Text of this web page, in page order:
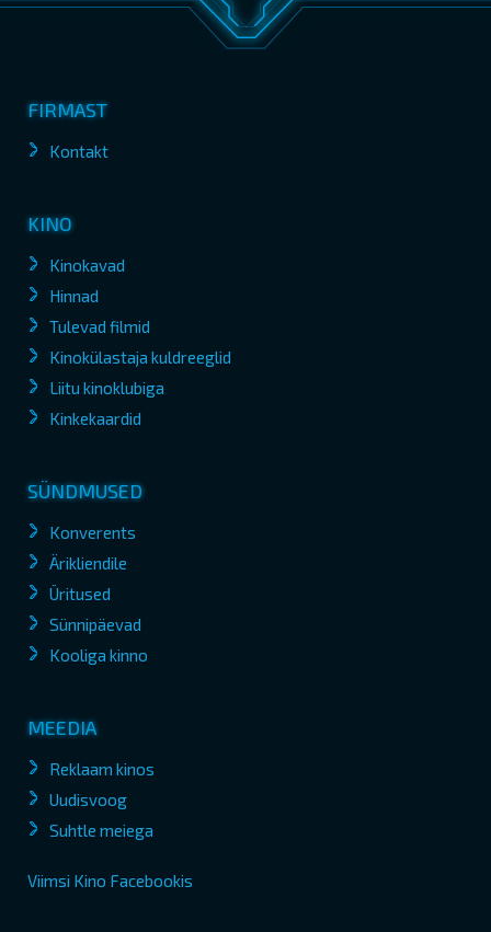
FIRMAST
Kontakt
KINO
Kinokavad
Hinnad
Tulevad filmid
Kinokülastaja kuldreeglid
Liitu kinoklubiga
Kinkekaardid
SÜNDMUSED
Konverents
Ärikliendile
Üritused
Sünnipäevad
Kooliga kinno
MEEDIA
Reklaam kinos
Uudisvoog
Suhtle meiega
Viimsi Kino Facebookis